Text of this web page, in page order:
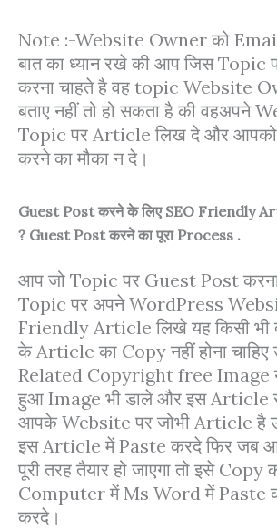
Note :-Website Owner को
बात का ध्यान रखे की आप जिस
करना चाहते है वह topic Website
बताए नहीं तो हो सकता है की वहअपने
Topic पर Article लिख दे और
करने का मौका न दे।
Guest Post करने के लिए SEO Friendly
? Guest Post करने का पूरा Process .
आप जो Topic पर Guest Post
Topic पर अपने WordPress
Friendly Article लिखे यह किसी भी
के Article का Copy नहीं होना
Related Copyright free Image
हुआ Image भी डाले और इस Article
आपके Website पर जोभी Article है
इस Article में Paste करदे फिर जब
पूरी तरह तैयार हो जाएगा तो इसे
Computer में Ms Word में Paste
करदे।